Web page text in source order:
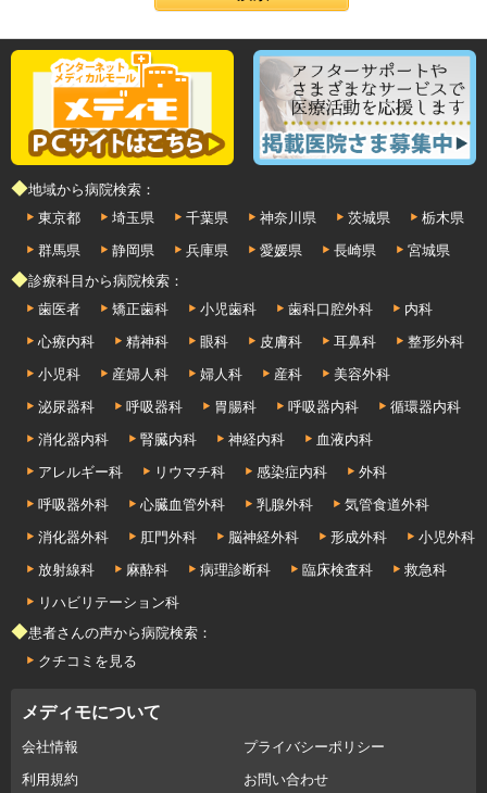
◆地域から病院検索：
東京都
埼玉県 千葉県 神奈川県 茨城県
栃木県
群馬県
静岡県 兵庫県 愛媛県 長崎県
宮城県
◆診療科目から病院検索：
歯医者
矯正歯科 小児歯科 歯科口腔外科
内科
心療内科
精神科 眼科 皮膚科 耳鼻科
整形外科
小児科
産婦人科 婦人科 産科
美容外科
泌尿器科
呼吸器科 胃腸科 呼吸器内科
循環器内科
消化器内科
腎臓内科 神経内科
血液内科
アレルギー科
リウマチ科 感染症内科
外科
呼吸器外科
心臓血管外科 乳腺外科
気管食道外科
消化器外科
肛門外科 脳神経外科 形成外科
小児外科
放射線科
麻酔科 病理診断科 臨床検査科
救急科
リハビリテーション科
◆患者さんの声から病院検索：
クチコミを見る
メディモについて
会社情報
プライバシーポリシー
利用規約
お問い合わせ